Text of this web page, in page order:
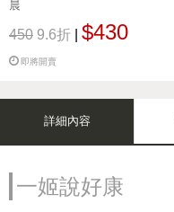
晨
450 9.6折 $430
即將開賣
詳細內容
一姬說好康